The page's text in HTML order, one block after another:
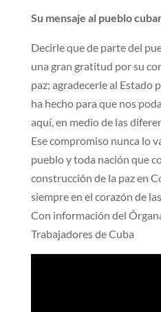
Su mensaje al pueblo
Decirle que de parte del
una gran gratitud por su
paz; agradecerle al Estado
ha hecho para que nos
aquí, en medio de las
Ese compromiso nunca lo
pueblo y toda nación que
construcción de la paz en
siempre en el corazón de
Con información del
Trabajadores de Cuba